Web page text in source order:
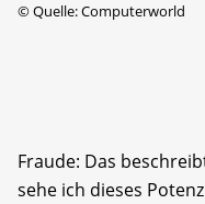
©Quelle: Computerworld
Fraude: Das
sehe ich dieses